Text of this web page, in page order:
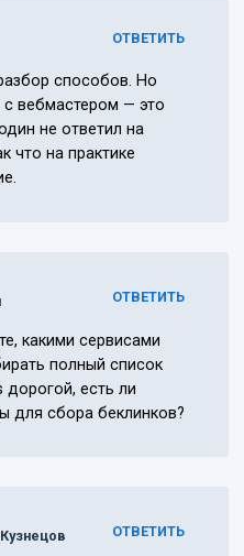
ОТВЕТИТЬ
способов. Но
с вебмастером — это
не ответил на
что на практике
ОТВЕТИТЬ
какими сервисами
полный список
есть ли
для сбора беклинков?
ОТВЕТИТЬ